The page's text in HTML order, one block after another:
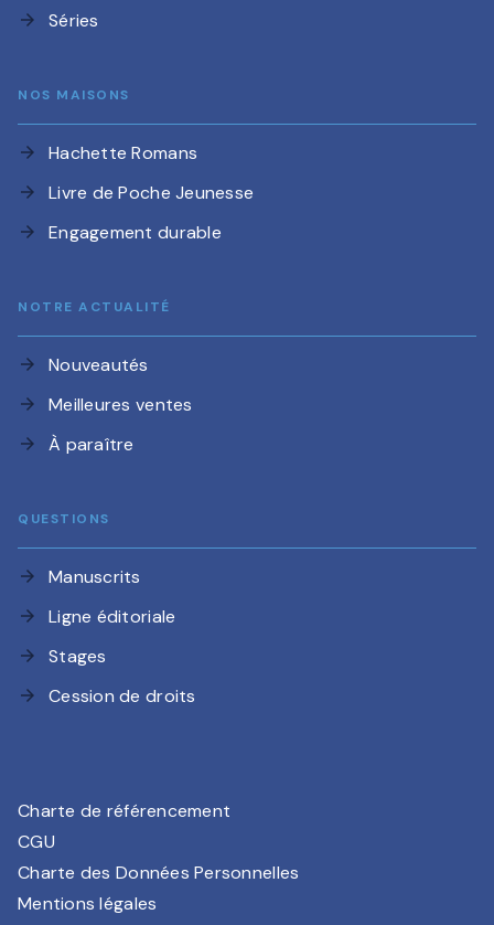
arrow_forward Séries
NOS MAISONS
arrow_forward Hachette Romans
arrow_forward Livre de Poche Jeunesse
arrow_forward Engagement durable
NOTRE ACTUALITÉ
arrow_forward Nouveautés
arrow_forward Meilleures ventes
arrow_forward À paraître
QUESTIONS
arrow_forward Manuscrits
arrow_forward Ligne éditoriale
arrow_forward Stages
arrow_forward Cession de droits
Charte de référencement
CGU
Charte des Données Personnelles
Mentions légales